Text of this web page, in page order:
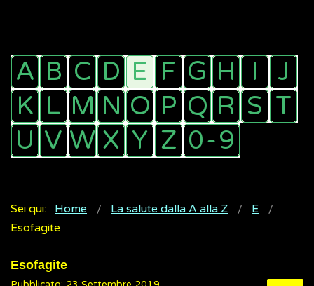
Sei qui: Home La salute dalla A alla Z
E
Esofagite
Esofagite